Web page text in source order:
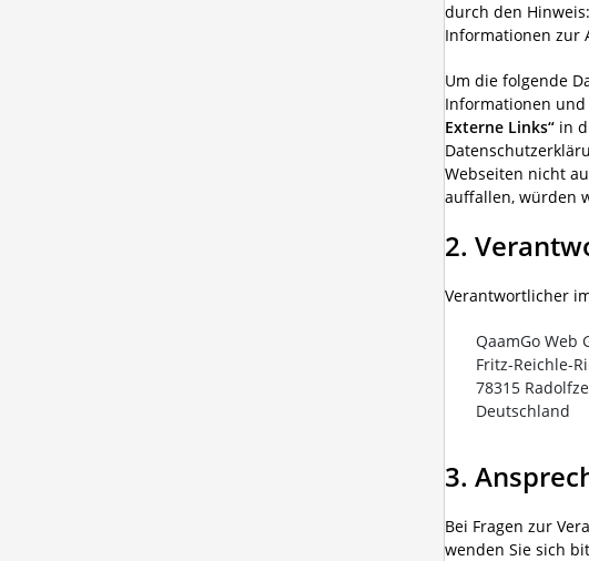
durch den
Informationen zur
Um die folgende
Informationen
Externe Links“ in
Webseiten nicht
auffallen, würden
2.
Verantwortlicher
QaamGo Web
Fritz-Reichle-
78315
Deutschland
3.
Bei Fragen zur
wenden Sie sich